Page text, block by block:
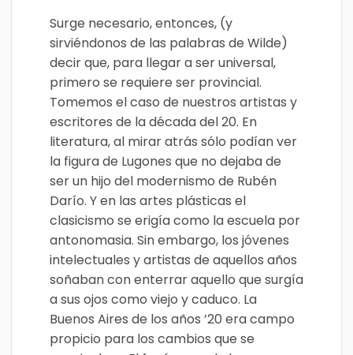
Surge necesario, entonces, (y
sirviéndonos de las palabras de Wilde)
decir que, para llegar a ser universal,
primero se requiere ser provincial.
Tomemos el caso de nuestros artistas y
escritores de la década del 20. En
literatura, al mirar atrás sólo podían ver
la figura de Lugones que no dejaba de
ser un hijo del modernismo de Rubén
Darío. Y en las artes plásticas el
clasicismo se erigía como la escuela por
antonomasia. Sin embargo, los jóvenes
intelectuales y artistas de aquellos años
soñaban con enterrar aquello que surgía
a sus ojos como viejo y caduco. La
Buenos Aires de los años ’20 era campo
propicio para los cambios que se